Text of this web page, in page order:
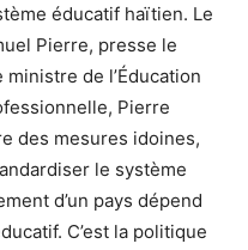
éducatif haïtien. Le
Pierre, presse le
de l’Éducation
Pierre
des mesures idoines,
le système
d’un pays dépend
C’est la politique